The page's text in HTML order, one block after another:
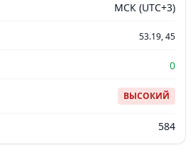
МСК (UTC+3)
53.19, 45
0
ВЫСОКИЙ
584